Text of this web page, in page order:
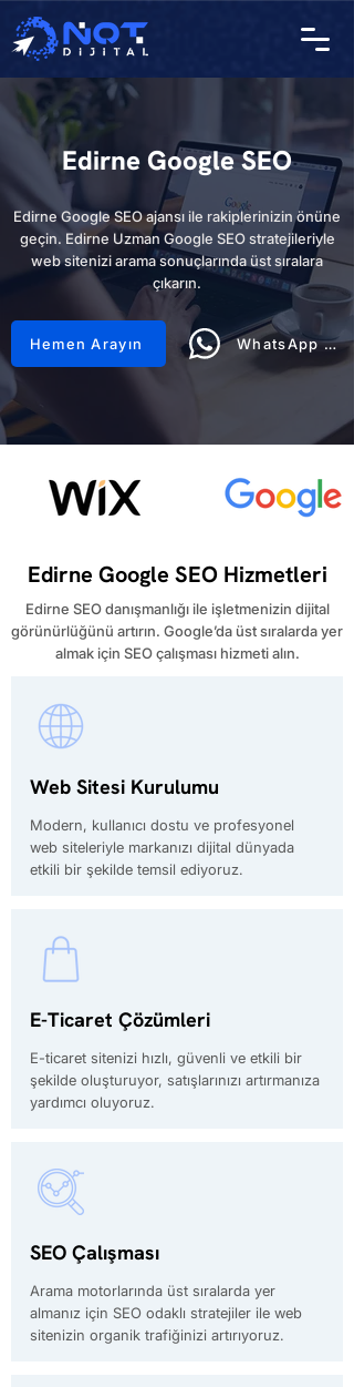
Edirne Google SEO
Edirne Google SEO ajansı ile rakiplerinizin önüne
geçin. Edirne Uzman Google SEO stratejileriyle
web sitenizi arama sonuçlarında üst sıralara
çıkarın.
Hemen Arayın WhatsApp Hattı
Edirne Google SEO Hizmetleri
Edirne SEO danışmanlığı ile işletmenizin dijital
görünürlüğünü artırın. Google’da üst sıralarda yer
almak için SEO çalışması hizmeti alın.
Web Sitesi Kurulumu
Modern, kullanıcı dostu ve profesyonel
web siteleriyle markanızı dijital dünyada
etkili bir şekilde temsil ediyoruz.
E-Ticaret Çözümleri
E-ticaret sitenizi hızlı, güvenli ve etkili bir
şekilde oluşturuyor, satışlarınızı artırmanıza
yardımcı oluyoruz.
SEO Çalışması
Arama motorlarında üst sıralarda yer
almanız için SEO odaklı stratejiler ile web
sitenizin organik trafiğinizi artırıyoruz.